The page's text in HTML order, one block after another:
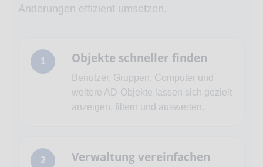
Änderungen effizient umsetzen.
Objekte schneller finden
Benutzer, Gruppen, Computer und
weitere AD-Objekte lassen sich gezielt
anzeigen, filtern und auswerten.
Verwaltung vereinfachen